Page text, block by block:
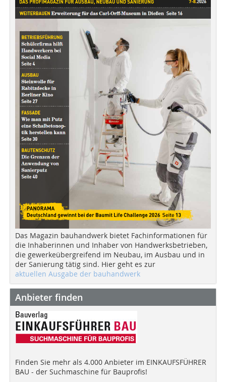
Das Magazin bauhandwerk bietet Fachinformationen für
die Inhaberinnen und Inhaber von Handwerksbetrieben,
die gewerkeübergreifend im Neubau, im Ausbau und in
der Sanierung tätig sind. Hier geht es zur
aktuellen Ausgabe der bauhandwerk
Anbieter finden
Finden Sie mehr als 4.000 Anbieter im EINKAUFSFÜHRER
BAU - der Suchmaschine für Bauprofis!